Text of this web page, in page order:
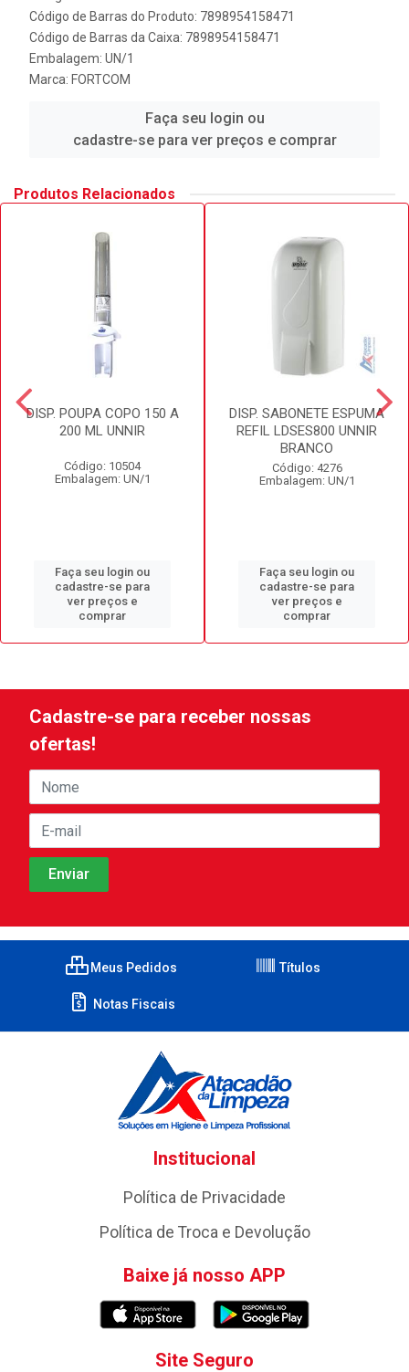
Código de Barras do Produto: 7898954158471
Código de Barras da Caixa: 7898954158471
Embalagem: UN/1
Marca: FORTCOM
Faça seu login ou
cadastre-se para ver preços e comprar
Produtos Relacionados
DISP. POUPA COPO 150 A
200 ML UNNIR
Código: 10504
Embalagem: UN/1
Faça seu login ou
cadastre-se para
ver preços e
comprar
DISP. SABONETE ESPUMA
REFIL LDSES800 UNNIR
BRANCO
Código: 4276
Embalagem: UN/1
Faça seu login ou
cadastre-se para
ver preços e
comprar
Cadastre-se para receber nossas
ofertas!
Meus Pedidos Títulos
Notas Fiscais
Institucional
Política de Privacidade
Política de Troca e Devolução
Baixe já nosso APP
Site Seguro